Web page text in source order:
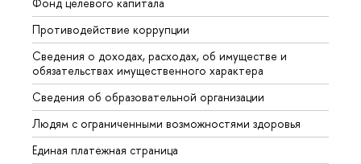
Фонд целевого капитала
Противодействие коррупции
Сведения о доходах, расходах, об имуществе и
обязательствах имущественного характера
Сведения об образовательной организации
Людям с ограниченными возможностями здоровья
Единая платежная страница